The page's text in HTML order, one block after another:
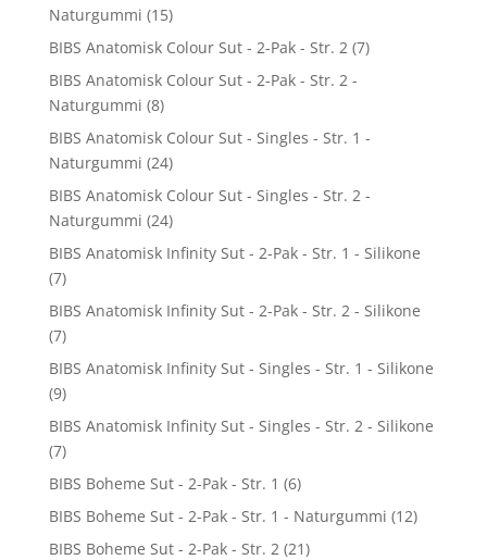
Naturgummi (15)
BIBS Anatomisk Colour Sut - 2-Pak - Str. 2 (7)
BIBS Anatomisk Colour Sut - 2-Pak - Str. 2 -
Naturgummi (8)
BIBS Anatomisk Colour Sut - Singles - Str. 1 -
Naturgummi (24)
BIBS Anatomisk Colour Sut - Singles - Str. 2 -
Naturgummi (24)
BIBS Anatomisk Infinity Sut - 2-Pak - Str. 1 - Silikone
(7)
BIBS Anatomisk Infinity Sut - 2-Pak - Str. 2 - Silikone
(7)
BIBS Anatomisk Infinity Sut - Singles - Str. 1 - Silikone
(9)
BIBS Anatomisk Infinity Sut - Singles - Str. 2 - Silikone
(7)
BIBS Boheme Sut - 2-Pak - Str. 1 (6)
BIBS Boheme Sut - 2-Pak - Str. 1 - Naturgummi (12)
BIBS Boheme Sut - 2-Pak - Str. 2 (21)